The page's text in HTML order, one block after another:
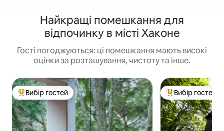
Найкращі помешкання для
відпочинку в місті Хаконе
Гості погоджуються: ці помешкання мають високі
оцінки за розташування, чистоту та інше.
Топ вибір гостей
Вибір гостей Топ вибір гостей
Вибір гостей